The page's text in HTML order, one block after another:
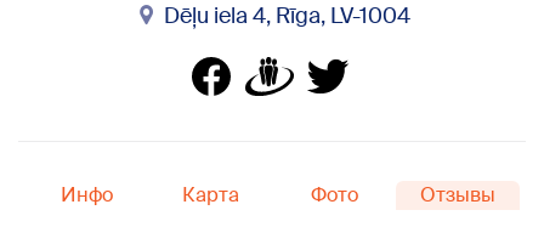
Dēļu iela 4, Rīga, LV-1004
Инфо Карта Фото Отзывы